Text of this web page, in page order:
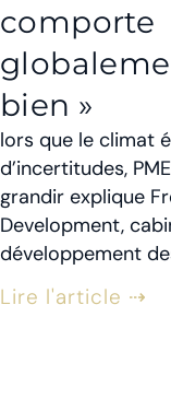
comporte
bien »
lors que le climat
d’incertitudes,
grandir explique
Development,
développement
Lire l'article ⇢